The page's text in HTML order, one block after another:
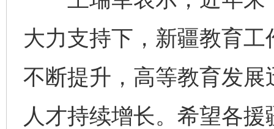
大力支持下，新疆教育
不断提升，高等教育发
人才持续增长。希望各